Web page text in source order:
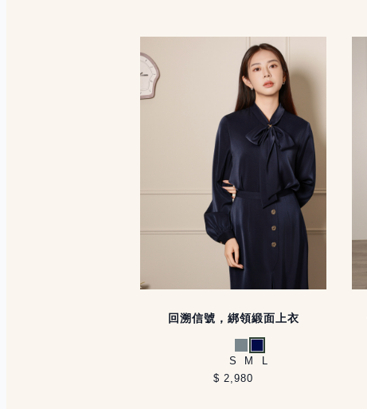
回溯信號，綁領緞面上衣
灰藍深藍
S M
L
$ 2,980